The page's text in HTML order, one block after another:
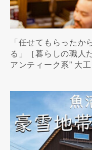
「任せてもらったか
る」［暮らしの職人
アンティーク系” 大